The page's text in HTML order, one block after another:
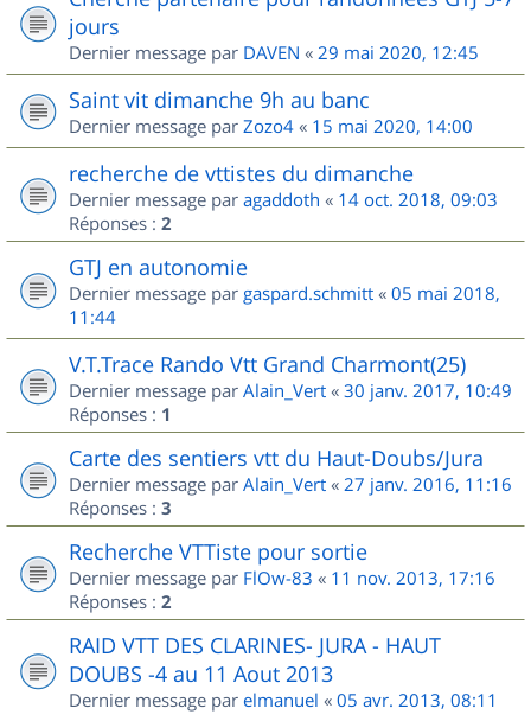
jours
Dernier message par DAVEN « 29 mai 2020, 12:45
Saint vit dimanche 9h au banc
Dernier message par Zozo4 « 15 mai 2020, 14:00
recherche de vttistes du dimanche
Dernier message par agaddoth « 14 oct. 2018, 09:03
Réponses : 2
GTJ en autonomie
Dernier message par gaspard.schmitt « 05 mai 2018,
11:44
V.T.Trace Rando Vtt Grand Charmont(25)
Dernier message par Alain_Vert « 30 janv. 2017, 10:49
Réponses : 1
Carte des sentiers vtt du Haut-Doubs/Jura
Dernier message par Alain_Vert « 27 janv. 2016, 11:16
Réponses : 3
Recherche VTTiste pour sortie
Dernier message par FlOw-83 « 11 nov. 2013, 17:16
Réponses : 2
RAID VTT DES CLARINES- JURA - HAUT
DOUBS -4 au 11 Aout 2013
Dernier message par elmanuel « 05 avr. 2013, 08:11